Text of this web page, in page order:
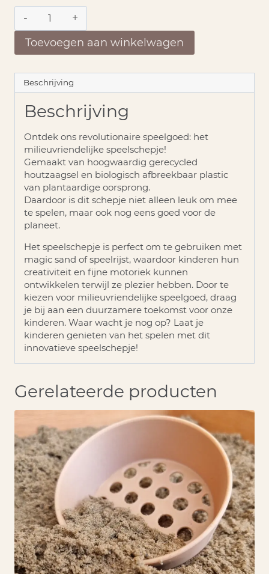
Speelschepje
aantal
Toevoegen aan winkelwagen
Beschrijving
Beschrijving
Ontdek ons revolutionaire speelgoed: het
milieuvriendelijke speelschepje!
Gemaakt van hoogwaardig gerecycled
houtzaagsel en biologisch afbreekbaar plastic
van plantaardige oorsprong.
Daardoor is dit schepje niet alleen leuk om mee
te spelen, maar ook nog eens goed voor de
planeet.
Het speelschepje is perfect om te gebruiken met
magic sand of speelrijst, waardoor kinderen hun
creativiteit en fijne motoriek kunnen
ontwikkelen terwijl ze plezier hebben. Door te
kiezen voor milieuvriendelijke speelgoed, draag
je bij aan een duurzamere toekomst voor onze
kinderen. Waar wacht je nog op? Laat je
kinderen genieten van het spelen met dit
innovatieve speelschepje!
Gerelateerde producten